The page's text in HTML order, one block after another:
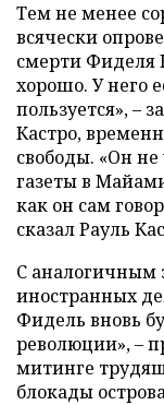
Тем не менее
всячески
смерти Фиделя
хорошо. У него
пользуется», –
Кастро,
свободы. «Он
газеты в
как он сам
сказал Рауль
С аналогичным
иностранных
Фидель вновь
революции», –
митинге
блокады